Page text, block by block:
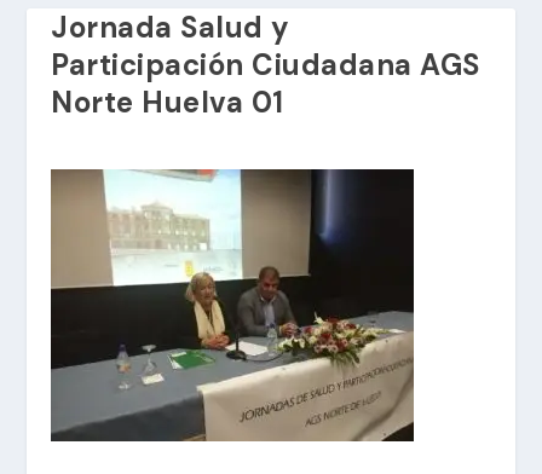
Jornada Salud y
Participación Ciudadana AGS
Norte Huelva 01